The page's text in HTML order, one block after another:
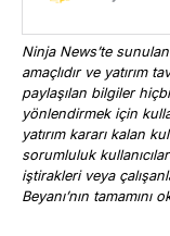
Ninja News’te
amaçlıdır ve yatırım
paylaşılan bilgiler
yönlendirmek için
yatırım kararı kalan
sorumluluk
iştirakleri veya
Beyanı’nın tamamını